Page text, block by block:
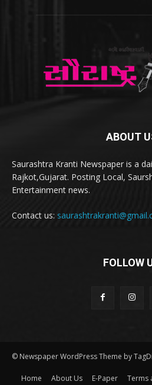
ABOUT
Saurashtra Kranti Newspaper is a
Rajkot,Gujarat. Posting Local,
Entertainment news.
Contact us:
FOLLOW
© Newspaper WordPress Theme by
Home About Us E-Paper Terms